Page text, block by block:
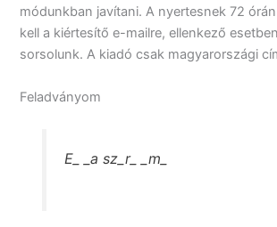
módunkban javítani. A nyertesnek 72
kell a kiértesítő e-mailre, ellenkező
sorsolunk. A kiadó csak magyarországi
Feladványom
E_ _a sz_r_ _m_